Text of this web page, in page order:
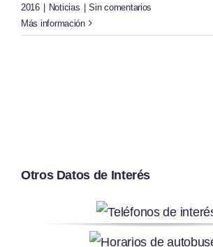
2016 | Noticias | Sin comentarios
Más información
Otros Datos de Interés